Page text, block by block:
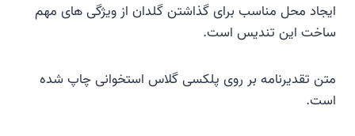
ایجاد محل مناسب برای گذاشتن گلدان از ویژگی های مهم
ساخت این تندیس است.
متن تقدیرنامه بر روی پلکسی گلاس استخوانی چاپ شده
است.